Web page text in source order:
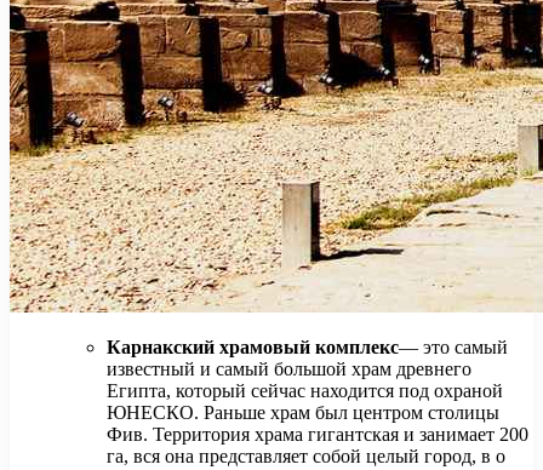
Карнакский храмовый комплекс— это самый
известный и самый большой храм древнего
Египта, который сейчас находится под охраной
ЮНЕСКО. Раньше храм был центром столицы
Фив. Территория храма гигантская и занимает 200
га, вся она представляет собой целый город, в о